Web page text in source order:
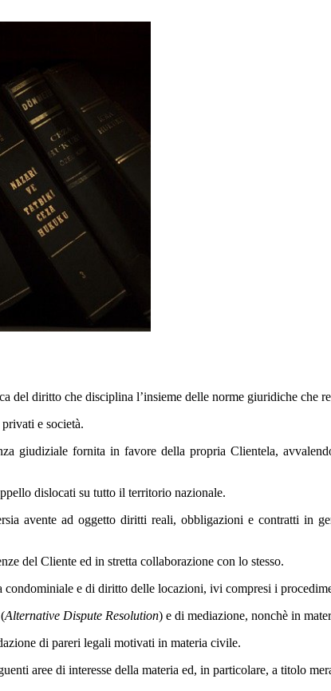
del diritto che disciplina l’insieme delle norme giuridiche che
e società.
giudiziale fornita in favore della propria Clientela,
dislocati su tutto il territorio nazionale.
avente ad oggetto diritti reali, obbligazioni e contratti in
del Cliente ed in stretta collaborazione con lo stesso.
e di diritto delle locazioni, ivi compresi i
Alternative Dispute Resolution) e di mediazione, nonchè in
di pareri legali motivati in materia civile.
aree di interesse della materia ed, in particolare, a titolo